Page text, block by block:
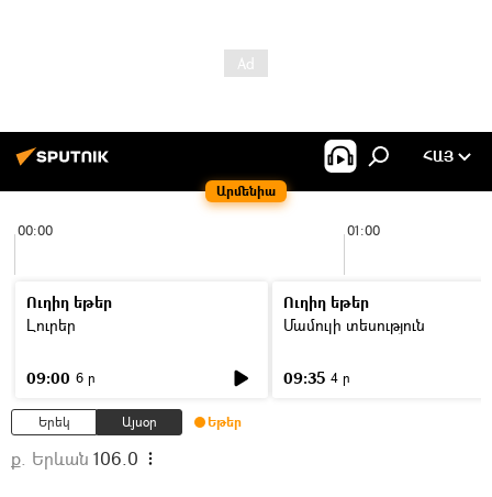
Արմենիա
ՀԱՅ
00:00 01:00
Ուղիղ եթեր
Լուրեր
09:00 6 ր
Ուղիղ եթեր
Մամուլի տեսություն
09:35 4 ր
Երեկ Այսօր Եթեր
ք. Երևան 106.0